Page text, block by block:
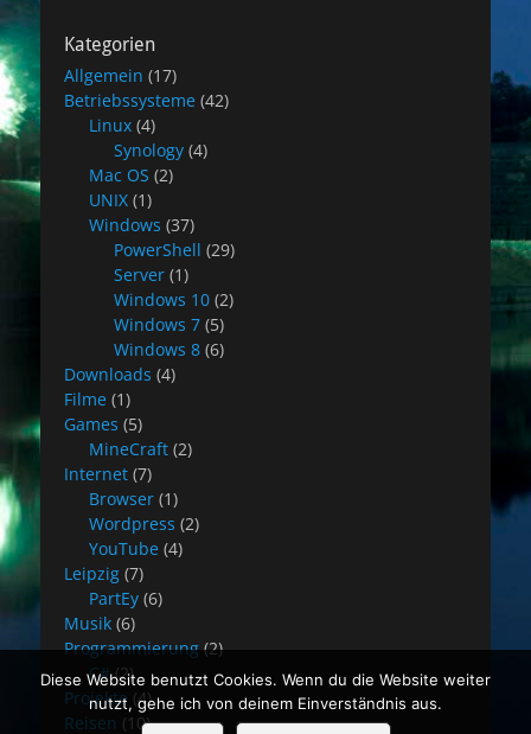
Kategorien
Allgemein (17)
Betriebssysteme (42)
Linux (4)
Synology (4)
Mac OS (2)
UNIX (1)
Windows (37)
PowerShell (29)
Server (1)
Windows 10 (2)
Windows 7 (5)
Windows 8 (6)
Downloads (4)
Filme (1)
Games (5)
MineCraft (2)
Internet (7)
Browser (1)
Wordpress (2)
YouTube (4)
Leipzig (7)
PartEy (6)
Musik (6)
Programmierung (2)
C#(2)
Projekte (4)
Reisen (10)
Diese Website benutzt Cookies. Wenn du die Website weiter
nutzt, gehe ich von deinem Einverständnis aus.